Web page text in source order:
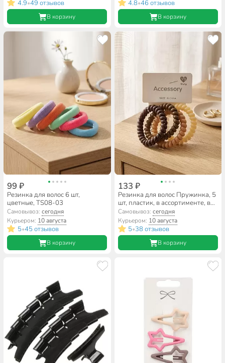
4.9•49 отзывов
В корзину
4.8•46 отзывов
В корзину
99 ₽
Резинка для волос 6 шт,
цветные, TS08-03
Самовывоз:сегодня
Курьером: 10 августа
5•45 отзывов
В корзину
133 ₽
Резинка для волос Пружинка, 5
шт, пластик, в ассортименте, в
ассортименте, A110003
Самовывоз: сегодня
Курьером: 10 августа
5•38 отзывов
В корзину